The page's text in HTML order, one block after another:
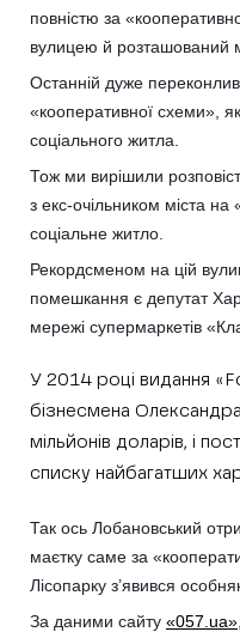
повністю за
вулицею й розташований
Останній дуже
«кооперативної схеми»,
соціального житла.
Тож ми вирішили
з екс-очільником міста на
соціальне житло.
Рекордсменом на цій
помешкання є депутат
мережі супермаркетів
У 2014 році видання
бізнесмена
мільйонів доларів, і
списку найбагатших
Так ось Лобановський
маєтку саме за
Лісопарку з’явився
За даними сайту «057.ua»